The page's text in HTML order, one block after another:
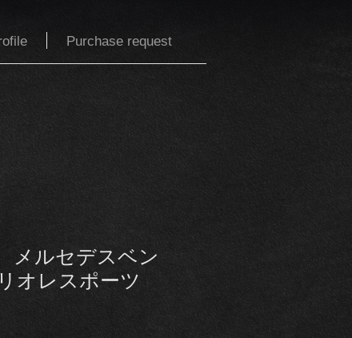
Purchase request
ルセデスベン
オレスポーツ